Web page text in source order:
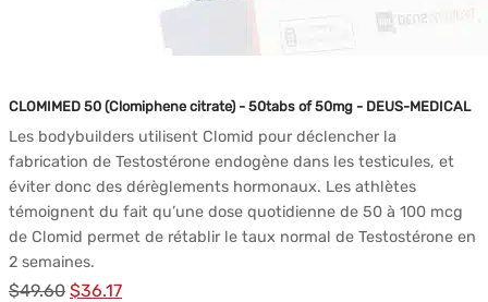
CLOMIMED 50 (Clomiphene citrate) - 50tabs of 50mg - DEUS-MEDICAL
Les bodybuilders utilisent Clomid pour déclencher la
fabrication de Testostérone endogène dans les testicules, et
éviter donc des dérèglements hormonaux. Les athlètes
témoignent du fait qu’une dose quotidienne de 50 à 100 mcg
de Clomid permet de rétablir le taux normal de Testostérone en
2 semaines.
$49.60 Le
$36.17Le